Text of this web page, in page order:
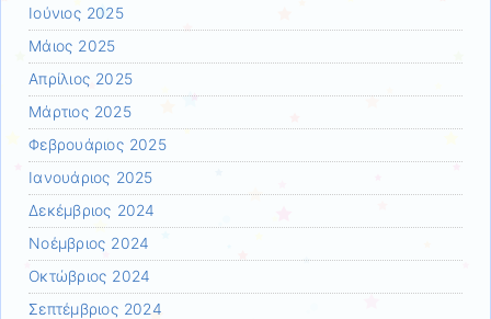
Ιούνιος 2025
Μάιος 2025
Απρίλιος 2025
Μάρτιος 2025
Φεβρουάριος 2025
Ιανουάριος 2025
Δεκέμβριος 2024
Νοέμβριος 2024
Οκτώβριος 2024
Σεπτέμβριος 2024